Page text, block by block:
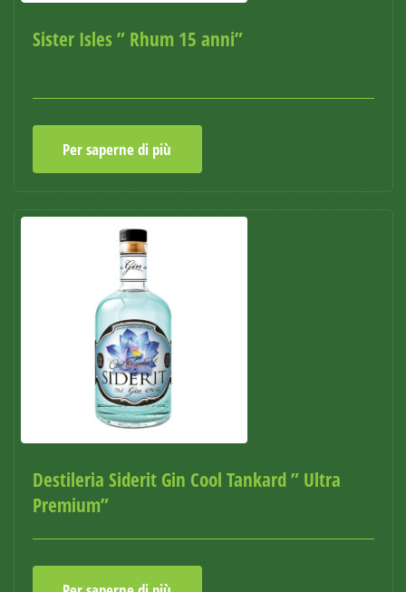
Sister Isles ” Rhum 15 anni”
Per saperne di più
Destileria Siderit Gin Cool Tankard ” Ultra
Premium”